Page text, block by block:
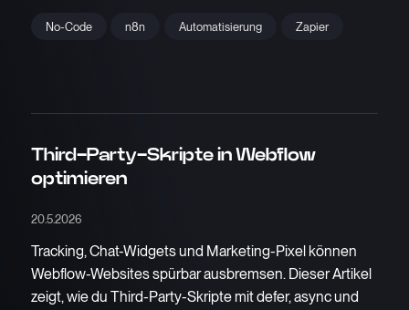
No-Code n8n Automatisierung Zapier
20.5.2026
Third-Party-Skripte in Webflow
optimieren
Tracking, Chat-Widgets und Marketing-Pixel können
Webflow-Websites spürbar ausbremsen. Dieser Artikel
zeigt, wie du Third-Party-Skripte mit defer, async und